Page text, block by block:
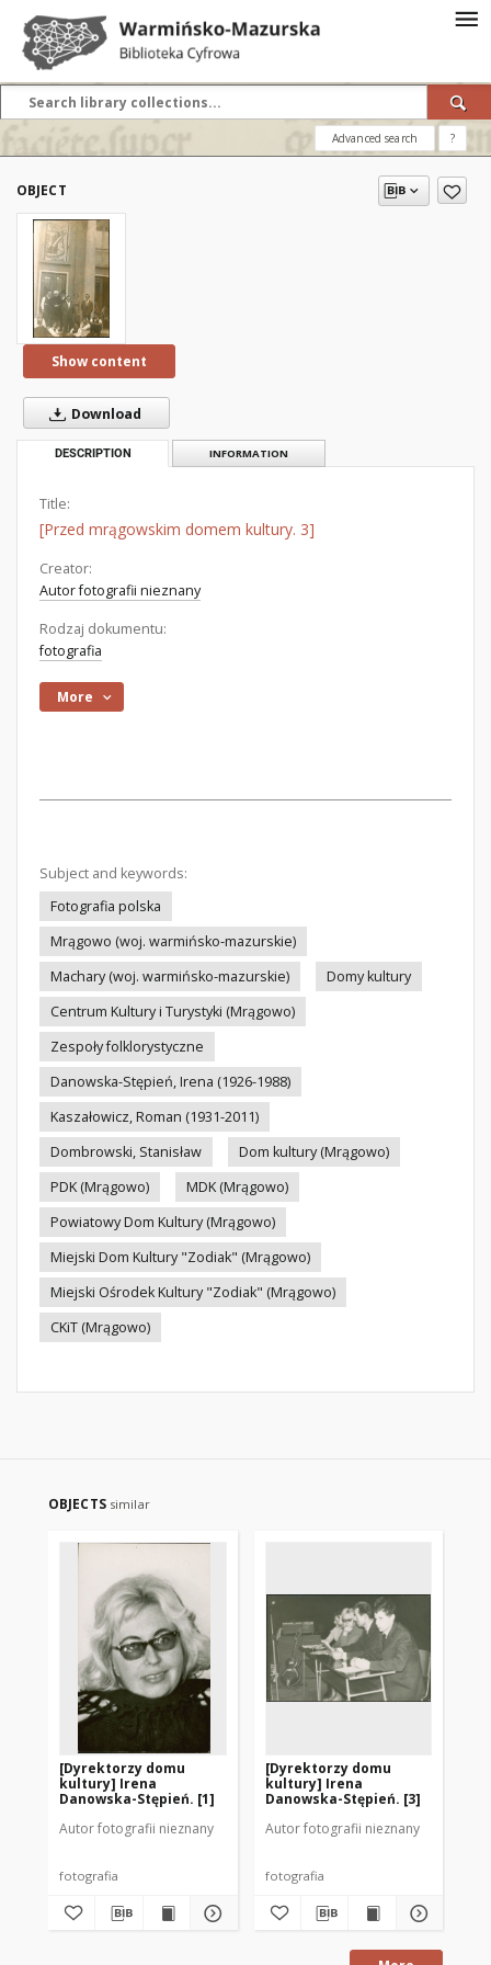
Advanced search ?
OBJECT
Show content
Download
DESCRIPTION INFORMATION
Title:
[Przed mrągowskim domem kultury. 3]
Creator:
Autor fotografii nieznany
Rodzaj dokumentu:
fotografia
More
Subject and keywords:
Fotografia polska
Mrągowo (woj. warmińsko-mazurskie)
Machary (woj. warmińsko-mazurskie)
Domy kultury
Centrum Kultury i Turystyki (Mrągowo)
Zespoły folklorystyczne
Danowska-Stępień, Irena (1926-1988)
Kaszałowicz, Roman (1931-2011)
Dombrowski, Stanisław
Dom kultury (Mrągowo)
PDK (Mrągowo)
MDK (Mrągowo)
Powiatowy Dom Kultury (Mrągowo)
Miejski Dom Kultury "Zodiak" (Mrągowo)
Miejski Ośrodek Kultury "Zodiak" (Mrągowo)
CKiT (Mrągowo)
OBJECTS similar
[Dyrektorzy domu
kultury] Irena
Danowska-Stępień. [1]
Autor fotografii nieznany
fotografia
[Dyrektorzy domu
kultury] Irena
Danowska-Stępień. [3]
Autor fotografii nieznany
fotografia